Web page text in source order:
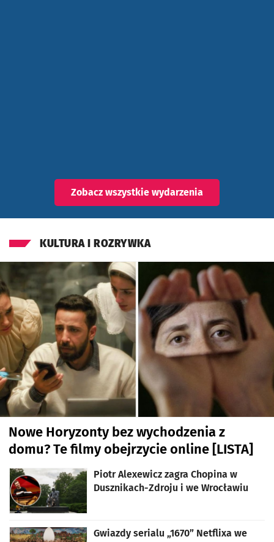
Zobacz wszystkie wydarzenia
KULTURA I ROZRYWKA
Nowe Horyzonty bez wychodzenia z
domu? Te filmy obejrzycie online [LISTA]
Piotr Alexewicz zagra Chopina w
Dusznikach-Zdroju i we Wrocławiu
Gwiazdy serialu „1670” Netflixa we